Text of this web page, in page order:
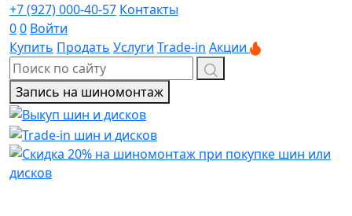
+7 (927) 000-40-57 Контакты
00 Войти
Купить Продать Услуги Trade-in Акции
Запись на шиномонтаж